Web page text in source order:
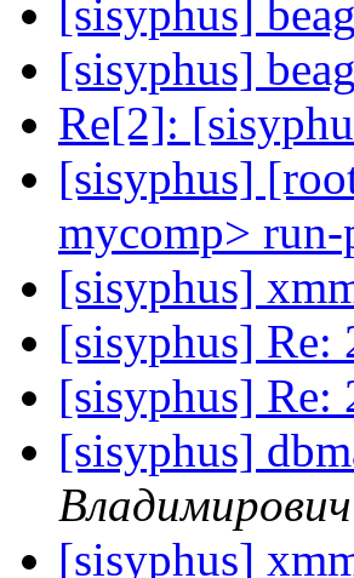
[sisyphus]
[sisyphus]
Re[2]:
[sisyphus]
mycomp>
[sisyphus]
[sisyphus] Re:
[sisyphus] Re:
[sisyphus]
Владимирович
[sisyphus]